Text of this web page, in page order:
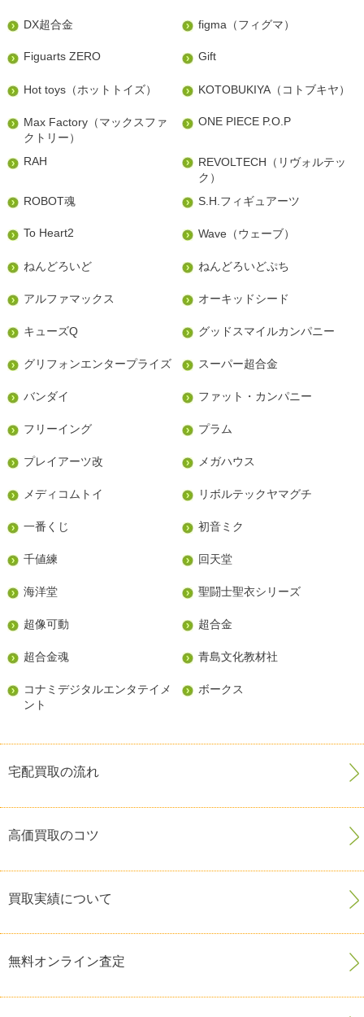
DX超合金 figma（フィグマ）
Figuarts ZERO Gift
Hot toys（ホットトイズ） KOTOBUKIYA（コトブキヤ）
Max Factory（マックスファ
クトリー）
ONE PIECE P.O.P
RAH
REVOLTECH（リヴォルテッ
ク）
ROBOT魂
S.H.フィギュアーツ
To Heart2 Wave（ウェーブ）
ねんどろいど ねんどろいどぷち
アルファマックス オーキッドシード
キューズQ グッドスマイルカンパニー
グリフォンエンタープライズ スーパー超合金
バンダイ ファット・カンパニー
フリーイング プラム
プレイアーツ改 メガハウス
メディコムトイ リボルテックヤマグチ
一番くじ 初音ミク
千値練 回天堂
海洋堂 聖闘士聖衣シリーズ
超像可動 超合金
超合金魂 青島文化教材社
コナミデジタルエンタテイメ
ント
ボークス
宅配買取の流れ
高価買取のコツ
買取実績について
無料オンライン査定